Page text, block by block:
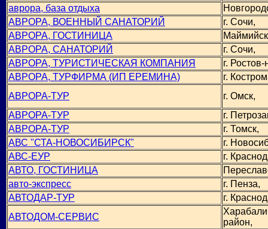
аврора, база отдыха
АВРОРА, ВОЕННЫЙ САНАТОРИЙ
г. Сочи,
АВРОРА, ГОСТИНИЦА
АВРОРА, САНАТОРИЙ
г. Сочи,
АВРОРА, ТУРИСТИЧЕСКАЯ КОМПАНИЯ
г.
АВРОРА, ТУРФИРМА (ИП ЕРЕМИНА)
г.
АВРОРА-ТУР
г. Омск,
АВРОРА-ТУР
г.
АВРОРА-ТУР
г. Томск,
АВС "СТА-НОВОСИБИРСК"
г.
АВС-ЕУР
г.
АВТО, ГОСТИНИЦА
авто-экспресс
г. Пенза,
АВТОДАР-ТУР
г.
АВТОДОМ-СЕРВИС
район,